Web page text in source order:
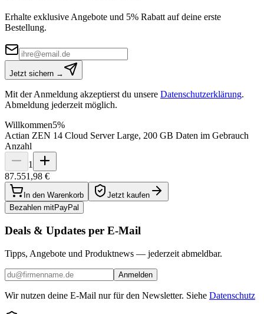
Erhalte exklusive Angebote und 5% Rabatt auf deine erste
Bestellung.
Jetzt sichern →
Mit der Anmeldung akzeptierst du unsere Datenschutzerklärung.
Abmeldung jederzeit möglich.
Willkommen5%
Actian ZEN 14 Cloud Server Large, 200 GB Daten im Gebrauch
Anzahl
1
87.551,98 €
In den Warenkorb
Jetzt kaufen
Bezahlen mitPayPal
Deals & Updates per E-Mail
Tipps, Angebote und Produktnews — jederzeit abmeldbar.
Anmelden
Wir nutzen deine E-Mail nur für den Newsletter. Siehe Datenschutz